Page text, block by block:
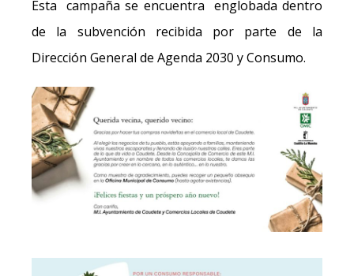
Esta campaña se encuentra englobada dentro
de la subvención recibida por parte de la
Dirección General de Agenda 2030 y Consumo.